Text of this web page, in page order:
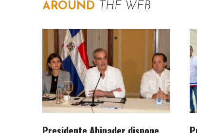
AROUND THE WEB